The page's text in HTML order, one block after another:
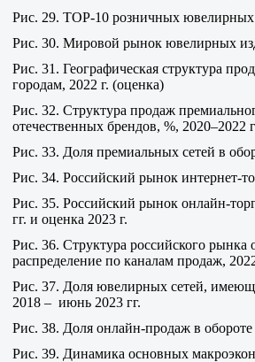
Рис. 29. TOP-10 розничных ювелирных
Рис. 30. Мировой рынок ювелирных
Рис. 31. Географическая структура
городам, 2022 г. (оценка)
Рис. 32. Структура продаж
отечественных брендов, %, 2020–2022
Рис. 33. Доля премиальных сетей в
Рис. 34. Российский рынок интернет-
Рис. 35. Российский рынок онлайн-
гг. и оценка 2023 г.
Рис. 36. Структура российского
распределение по каналам продаж,
Рис. 37. Доля ювелирных сетей,
2018 – июнь 2023 гг.
Рис. 38. Доля онлайн-продаж в
Рис. 39. Динамика основных